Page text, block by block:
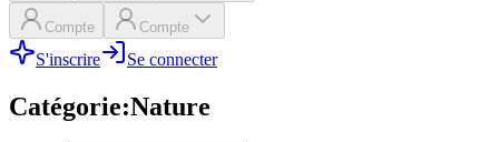
Compte Compte
S'inscrire Se connecter
Catégorie:Nature